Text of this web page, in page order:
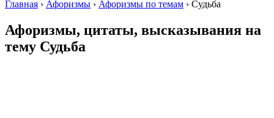
Главная › Афоризмы › Афоризмы по темам › Судьба
Афоризмы, цитаты, высказывания на
тему Судьба